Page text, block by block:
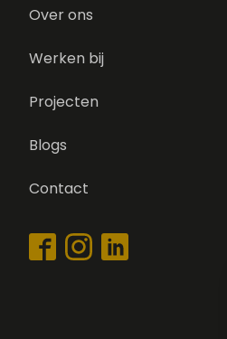
Over ons
Werken bij
Projecten
Blogs
Contact